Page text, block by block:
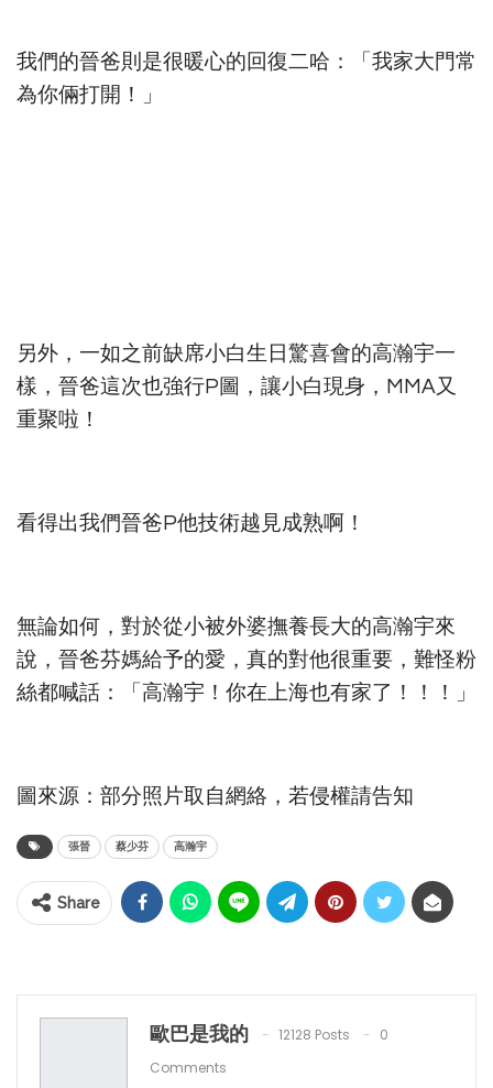
我們的晉爸則是很暖心的回復二哈：「我家大門常
為你倆打開！」
另外，一如之前缺席小白生日驚喜會的高瀚宇一
樣，晉爸這次也強行P圖，讓小白現身，MMA又
重聚啦！
看得出我們晉爸P他技術越見成熟啊！
無論如何，對於從小被外婆撫養長大的高瀚宇來
說，晉爸芬媽給予的愛，真的對他很重要，難怪粉
絲都喊話：「高瀚宇！你在上海也有家了！！！」
圖來源：部分照片取自網絡，若侵權請告知
張晉 蔡少芬 高瀚宇
Share
歐巴是我的 12128 Posts
0
Comments